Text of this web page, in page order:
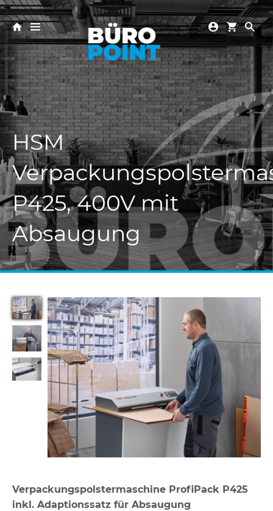
HSM
P425, 400V mit
Absaugung
Verpackungspolstermaschine ProfiPack P425
inkl. Adaptionssatz für Absaugung